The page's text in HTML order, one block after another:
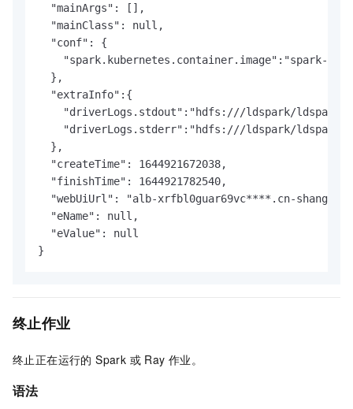
  "mainArgs": [],
  "mainClass": null,
  "conf": {
"spark.kubernetes.container.image":"spark-
  },
  "extraInfo":{
"driverLogs.stdout":"hdfs:///ldspark/
"driverLogs.stderr":"hdfs:///ldspark/
  },
  "createTime": 1644921672038,
  "finishTime": 1644921782540,
"webUiUrl": "alb-xrfbl0guar69vc****.cn-
  "eName": null,
  "eValue": null
}
终止作业
终止正在运行的 Spark 或 Ray 作业。
语法